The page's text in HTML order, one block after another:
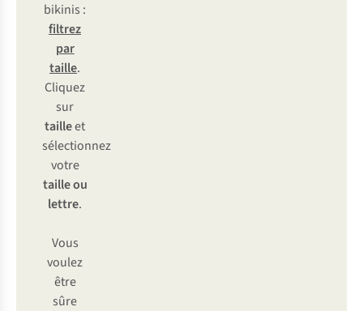
bikinis :
filtrez
par
taille.
Cliquez
sur
tailleet
sélectionnez
votre
taille ou
lettre.
Vous
voulez
être
sûre